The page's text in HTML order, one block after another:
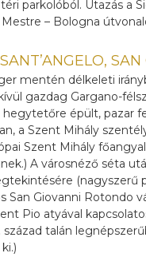
parkolóból. Utazás a
Mestre – Bologna
mentén délkeleti
gazdag Gargano-
hegytetőre épült, pazar
a Szent Mihály
Szent Mihály
A városnéző séta
(nagyszerű
San Giovanni Rotondo
Pio atyával
talán